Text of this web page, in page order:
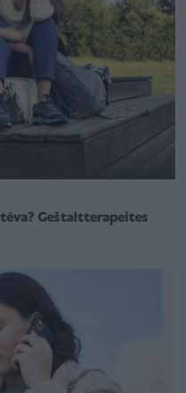
Geštaltterapeites